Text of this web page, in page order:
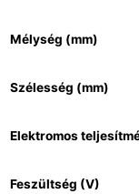
Mélység (mm)
Szélesség (mm)
Elektromos
Feszültség (V)